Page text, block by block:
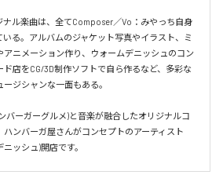
ナル楽曲は、全てComposer／Vo：みやっち自身
る。アルバムのジャケット写真やイラスト、ミ
アニメーション作り、ウォームデニッシュのコン
店をCG/3D制作ソフトで自ら作るなど、多彩な
ジシャンな一面もある。
バーガーグルメ)と音楽が融合したオリジナルコ
ハンバーガ屋さんがコンセプトのアーティスト
ニッシュ)開店です。